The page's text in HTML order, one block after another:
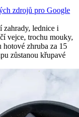
zdrojů pro Google
zahrady, lednice i
vejce, trochu mouky,
hotové zhruba za 15
zůstanou křupavé